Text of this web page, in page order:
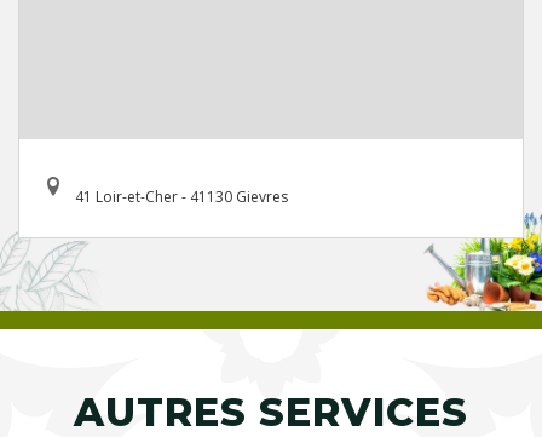
41 Loir-et-Cher - 41130 Gievres
AUTRES SERVICES